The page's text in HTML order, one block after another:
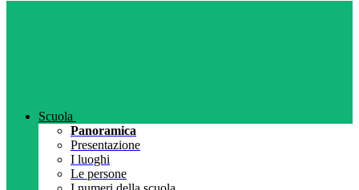
Scuola
Panoramica
Presentazione
I luoghi
Le persone